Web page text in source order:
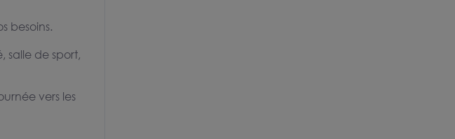
besoins.
salle de sport,
vers les